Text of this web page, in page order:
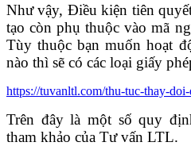
Như vậy, Điều kiện tiên
tạo còn phụ thuộc vào mã
Tùy thuộc bạn muốn hoạt
nào thì sẽ có các loại giấy
https://tuvanltl.com/thu-tuc-thay-
Trên đây là một số quy
tham khảo của Tư vấn LTL.